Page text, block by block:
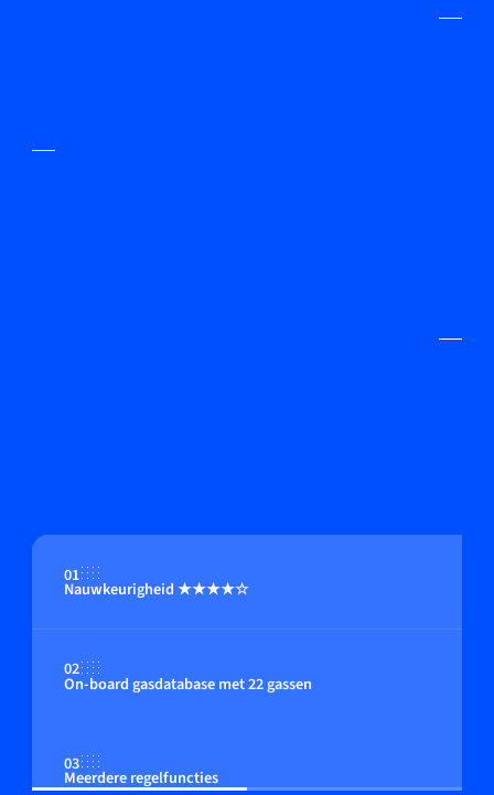
01
Nauwkeurigheid ★★★★☆
02
On-board gasdatabase met 22 gassen
03
Meerdere regelfuncties